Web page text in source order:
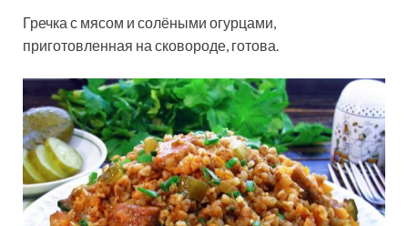
Гречка с мясом и солёными огурцами,
приготовленная на сковороде, готова.